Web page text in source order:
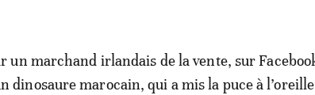
un marchand irlandais de la vente, sur
dinosaure marocain, qui a mis la puce à